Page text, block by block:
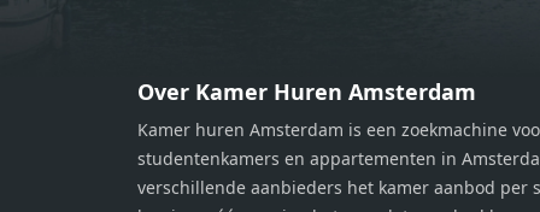
gemak en privacy. Gelegen in een
op een perfecte locatie. Winkels,
op
Over Kamer Huren Amsterdam
Kamer huren Amsterdam is een zoekmachine
studentenkamers en appartementen in
verschillende aanbieders het kamer aanbod per